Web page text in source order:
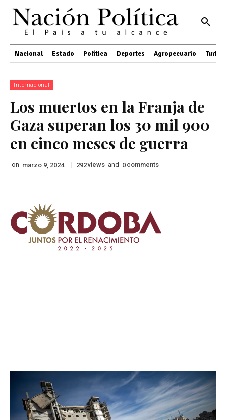
Nacional Estado Política Deportes Agropecuario
Internacional
Los muertos en la Franja de
Gaza superan los 30 mil 900
en cinco meses de guerra
on marzo 9, 2024 | 292views and 0 comments